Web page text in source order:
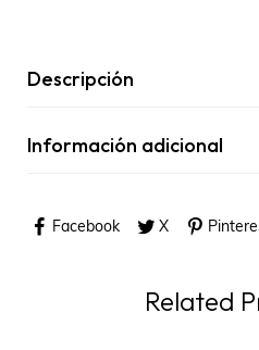
Descripción
Información adicional
Facebook X
Related